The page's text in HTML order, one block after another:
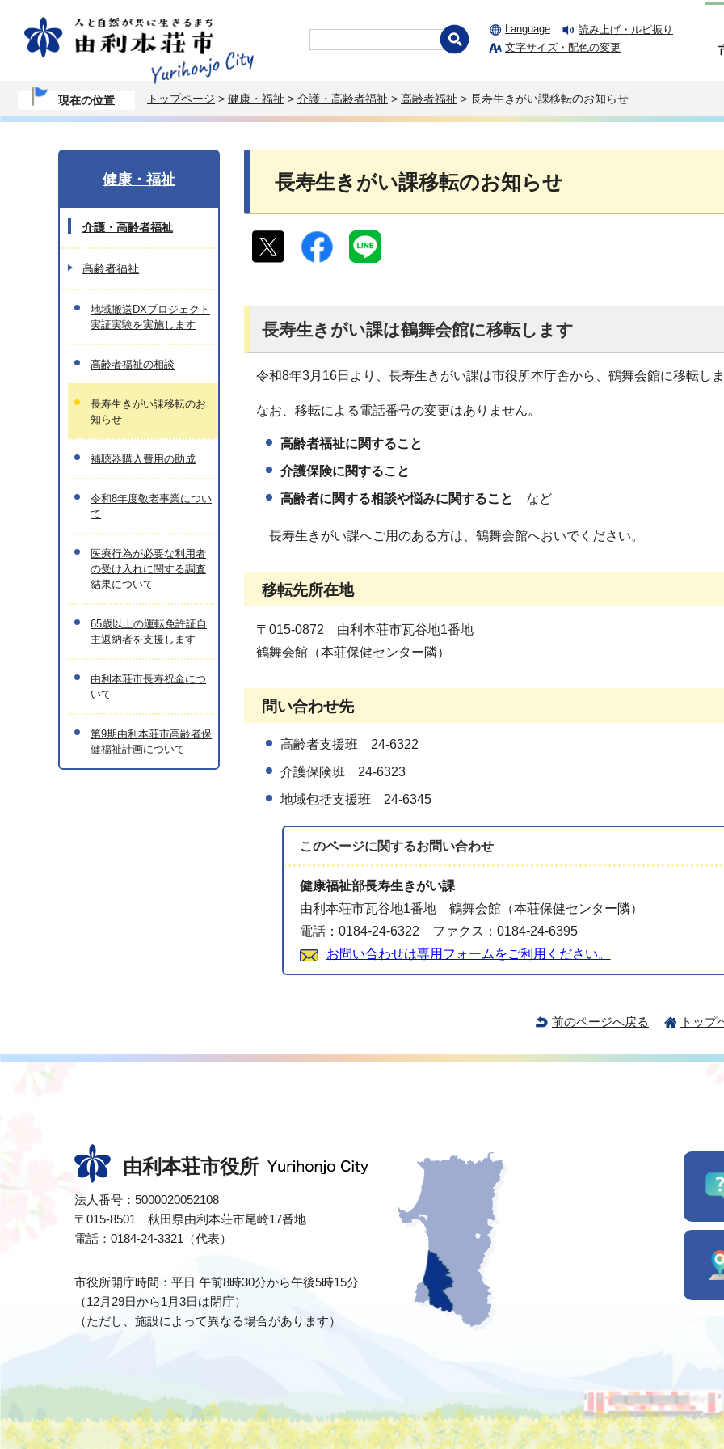
Language
読み上げ・ルビ振り
文字サイズ・配色の変更
現在の位置 トップページ > 健康・福祉 > 介護・高齢者福祉 > 高齢者福祉 > 長寿生きがい課移転のお知らせ
長寿生きがい課移転のお知らせ
長寿生きがい課は鶴舞会館に移転します
令和8年3月16日より、長寿生きがい課は市役所本庁舎から、鶴舞会館に移転し
なお、移転による電話番号の変更はありません。
高齢者福祉に関すること
介護保険に関すること
高齢者に関する相談や悩みに関すること など
長寿生きがい課へご用のある方は、鶴舞会館へおいでください。
移転先所在地
〒015-0872 由利本荘市瓦谷地1番地
鶴舞会館（本荘保健センター隣）
問い合わせ先
高齢者支援班 24-6322
介護保険班 24-6323
地域包括支援班 24-6345
このページに関するお問い合わせ
健康福祉部長寿生きがい課
由利本荘市瓦谷地1番地 鶴舞会館（本荘保健センター隣）
電話：0184-24-6322 ファクス：0184-24-6395
お問い合わせは専用フォームをご利用ください。
健康・福祉
介護・高齢者福祉
高齢者福祉
地域搬送DXプロジェクト
実証実験を実施します
高齢者福祉の相談
長寿生きがい課移転のお
知らせ
補聴器購入費用の助成
令和8年度敬老事業につい
て
医療行為が必要な利用者
の受け入れに関する調査
結果について
65歳以上の運転免許証自
主返納者を支援します
由利本荘市長寿祝金につ
いて
第9期由利本荘市高齢者保
健福祉計画について
前のページへ戻る トップ
由利本荘市役所
法人番号：5000020052108
〒015-8501 秋田県由利本荘市尾崎17番地
電話：0184-24-3321（代表）
市役所開庁時間：平日 午前8時30分から午後5時15分
（12月29日から1月3日は閉庁）
（ただし、施設によって異なる場合があります）